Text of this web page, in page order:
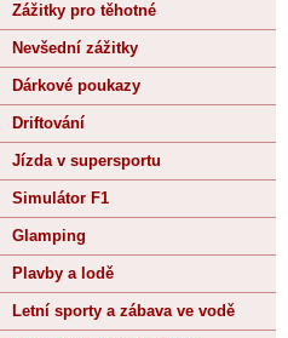
Zážitky pro těhotné
Nevšední zážitky
Dárkové poukazy
Driftování
Jízda v supersportu
Simulátor F1
Glamping
Plavby a lodě
Letní sporty a zábava ve vodě